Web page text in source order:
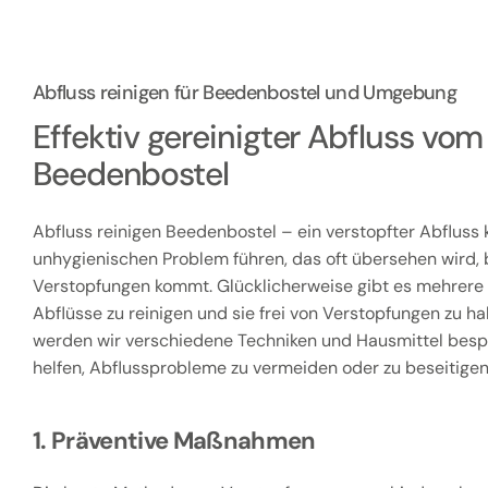
Abfluss reinigen für Beedenbostel und Umgebung
Effektiv gereinigter Abfluss
Beedenbostel
Abfluss reinigen Beedenbostel – ein verstopfter Abfluss
unhygienischen Problem führen, das oft übersehen wird,
Verstopfungen kommt. Glücklicherweise gibt es
Abflüsse zu reinigen und sie frei von Verstopfungen zu
werden wir verschiedene Techniken und Hausmittel
helfen, Abflussprobleme zu vermeiden oder zu
1. Präventive Maßnahmen